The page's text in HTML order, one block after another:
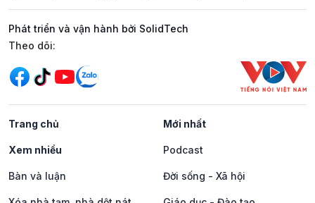
Phát triển và vận hành bởi SolidTech
Mạng xã hội
Theo dõi:
Trang chủ Mới nhất
Xem nhiều Podcast
Bàn và luận Đời sống - Xã hội